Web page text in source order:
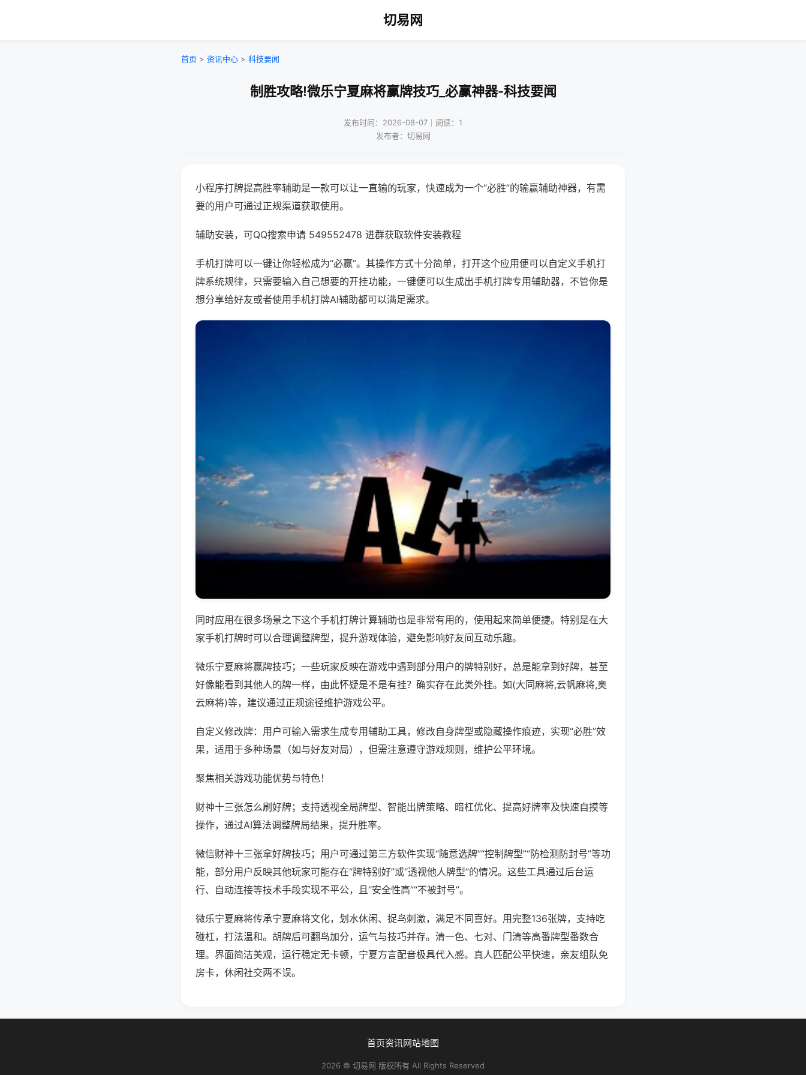
切易网
首页 > 资讯中心 > 科技要闻
制胜攻略!微乐宁夏麻将赢牌技巧_必赢神器-科技要闻
发布时间：2026-08-07｜阅读：1
发布者：切易网
小程序打牌提高胜率辅助是一款可以让一直输的玩家，快速成为一个“必胜”的输赢辅助神器，有需
要的用户可通过正规渠道获取使用。
辅助安装，可QQ搜索申请 549552478 进群获取软件安装教程
手机打牌可以一键让你轻松成为“必赢”。其操作方式十分简单，打开这个应用便可以自定义手机打
牌系统规律，只需要输入自己想要的开挂功能，一键便可以生成出手机打牌专用辅助器，不管你是
想分享给好友或者使用手机打牌AI辅助都可以满足需求。
同时应用在很多场景之下这个手机打牌计算辅助也是非常有用的，使用起来简单便捷。特别是在大
家手机打牌时可以合理调整牌型，提升游戏体验，避免影响好友间互动乐趣。
微乐宁夏麻将赢牌技巧；一些玩家反映在游戏中遇到部分用户的牌特别好，总是能拿到好牌，甚至
好像能看到其他人的牌一样，由此怀疑是不是有挂？确实存在此类外挂。如(大同麻将,云帆麻将,奥
云麻将)等，建议通过正规途径维护游戏公平。
自定义修改牌：用户可输入需求生成专用辅助工具，修改自身牌型或隐藏操作痕迹，实现“必胜”效
果，适用于多种场景（如与好友对局），但需注意遵守游戏规则，维护公平环境。
聚焦相关游戏功能优势与特色！
财神十三张怎么刷好牌；支持透视全局牌型、智能出牌策略、暗杠优化、提高好牌率及快速自摸等
操作，通过AI算法调整牌局结果，提升胜率。
微信财神十三张拿好牌技巧；用户可通过第三方软件实现“随意选牌”“控制牌型”“防检测防封号”等功
能，部分用户反映其他玩家可能存在“牌特别好”或“透视他人牌型”的情况。这些工具通过后台运
行、自动连接等技术手段实现不平公，且“安全性高”“不被封号”。
微乐宁夏麻将传承宁夏麻将文化，划水休闲、捉鸟刺激，满足不同喜好。用完整136张牌，支持吃
碰杠，打法温和。胡牌后可翻鸟加分，运气与技巧并存。清一色、七对、门清等高番牌型番数合
理。界面简洁美观，运行稳定无卡顿，宁夏方言配音极具代入感。真人匹配公平快速，亲友组队免
房卡，休闲社交两不误。
首页资讯网站地图
2026 © 切易网 版权所有 All Rights Reserved